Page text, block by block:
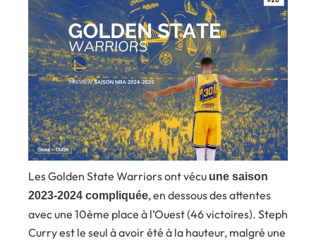
Les Golden State Warriors ont vécu une saison
2023-2024 compliquée, en dessous des attentes
avec une 10ème place à l’Ouest (46 victoires). Steph
Curry est le seul à avoir été à la hauteur, malgré une